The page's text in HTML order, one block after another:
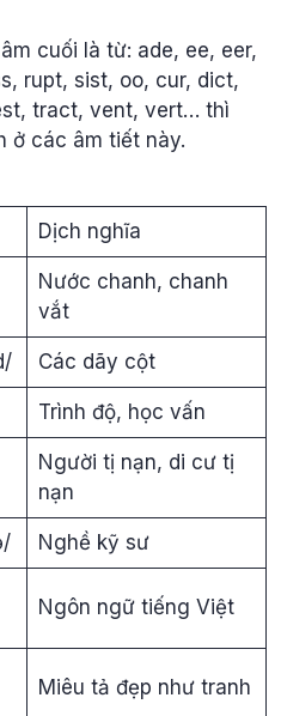
cuối là từ: ade, ee, eer,
rupt, sist, oo, cur, dict,
tract, vent, vert… thì
ở các âm tiết này.
Dịch nghĩa
Nước chanh, chanh
vắt
Các dãy cột
Trình độ, học vấn
Người tị nạn, di cư tị
nạn
Nghề kỹ sư
Ngôn ngữ tiếng Việt
Miêu tả đẹp như tranh